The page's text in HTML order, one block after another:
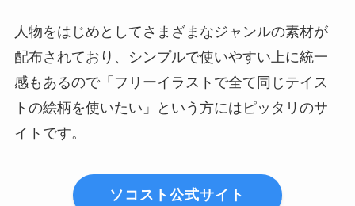
人物をはじめとしてさまざまなジャンルの素材が
配布されており、シンプルで使いやすい上に統一
感もあるので「フリーイラストで全て同じテイス
トの絵柄を使いたい」という方にはピッタリのサ
イトです。
ソコスト公式サイト